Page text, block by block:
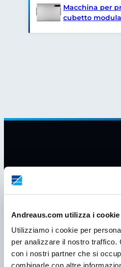
Andreaus.com utilizza i cookie
Utilizziamo i cookie per
per analizzare il nostro
con i nostri partner che si
Macchina per
cubetto